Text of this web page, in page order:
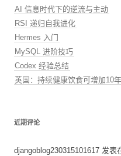
AI 信息时代下的逆流与主动
RSI 递归自我进化
Hermes 入门
MySQL 进阶技巧
Codex 经验总结
英国：持续健康饮食可增加10
近期评论
djangoblog230315101617 发表